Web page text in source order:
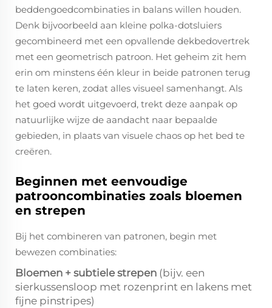
beddengoedcombinaties in balans willen houden.
Denk bijvoorbeeld aan kleine polka-dotsluiers
gecombineerd met een opvallende dekbedovertrek
met een geometrisch patroon. Het geheim zit hem
erin om minstens één kleur in beide patronen terug
te laten keren, zodat alles visueel samenhangt. Als
het goed wordt uitgevoerd, trekt deze aanpak op
natuurlijke wijze de aandacht naar bepaalde
gebieden, in plaats van visuele chaos op het bed te
creëren.
Beginnen met eenvoudige
patrooncombinaties zoals bloemen
en strepen
Bij het combineren van patronen, begin met
bewezen combinaties:
Bloemen + subtiele strepen (bijv. een
sierkussensloop met rozenprint en lakens met
fijne pinstripes)